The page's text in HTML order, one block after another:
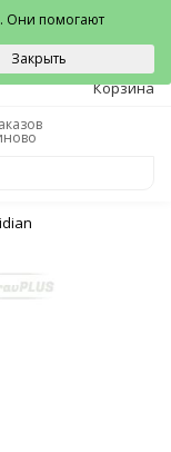
0
Корзина
Они помогают
Закрыть